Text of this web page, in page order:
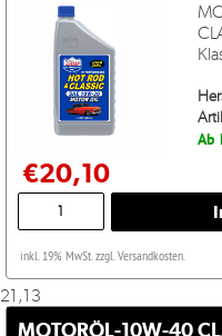
Ab
€20,10
inkl. 19% MwSt. zzgl. Versandkosten.
21,13
MOTORÖL-10W-40